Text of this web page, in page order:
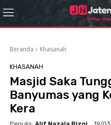
Beranda Khasanah
KHASANAH
Masjid Saka
Banyumas yang
Kera